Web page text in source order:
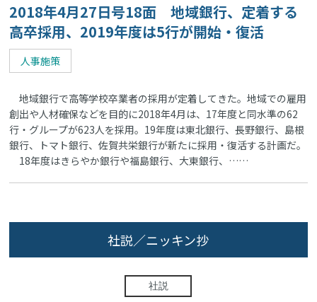
2018年4月27日号18面 地域銀行、定着する
高卒採用、2019年度は5行が開始・復活
人事施策
地域銀行で高等学校卒業者の採用が定着してきた。地域での雇用
創出や人材確保などを目的に2018年4月は、17年度と同水準の62
行・グループが623人を採用。19年度は東北銀行、長野銀行、島根
銀行、トマト銀行、佐賀共栄銀行が新たに採用・復活する計画だ。
18年度はきらやか銀行や福島銀行、大東銀行、……
社説／ニッキン抄
社説